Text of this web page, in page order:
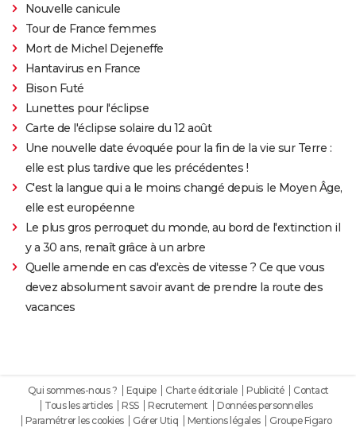
Nouvelle canicule
Tour de France femmes
Mort de Michel Dejeneffe
Hantavirus en France
Bison Futé
Lunettes pour l'éclipse
Carte de l'éclipse solaire du 12 août
Une nouvelle date évoquée pour la fin de la vie sur Terre :
elle est plus tardive que les précédentes !
C'est la langue qui a le moins changé depuis le Moyen Âge,
elle est européenne
Le plus gros perroquet du monde, au bord de l'extinction il
y a 30 ans, renaît grâce à un arbre
Quelle amende en cas d'excès de vitesse ? Ce que vous
devez absolument savoir avant de prendre la route des
vacances
Qui sommes-nous ? Equipe Charte éditoriale Publicité
Contact
Tous les articles
RSS Recrutement
Données personnelles
Paramétrer les cookies
Gérer Utiq Mentions légales Groupe Figaro